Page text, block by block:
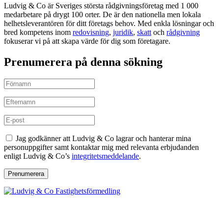
Ludvig & Co är Sveriges största rådgivningsföretag med 1 000
medarbetare på drygt 100 orter. De är den nationella men lokala
helhetsleverantören för ditt företags behov. Med enkla lösningar och
bred kompetens inom redovisning, juridik, skatt och rådgivning
fokuserar vi på att skapa värde för dig som företagare.
Prenumerera på denna sökning
Jag godkänner att Ludvig & Co lagrar och hanterar mina
personuppgifter samt kontaktar mig med relevanta erbjudanden
enligt Ludvig & Co’s integritetsmeddelande.
Prenumerera